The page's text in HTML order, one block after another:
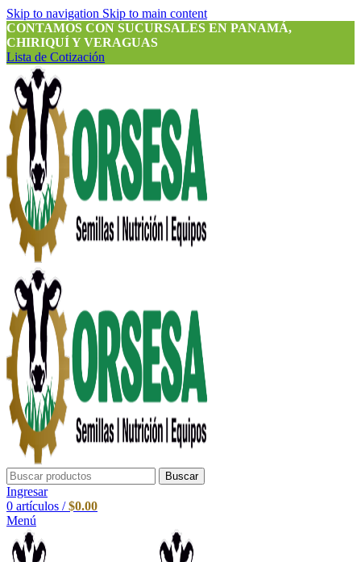
Skip to navigation Skip to main content
CONTAMOS CON SUCURSALES EN PANAMÁ,
CHIRIQUÍ Y VERAGUAS
Lista de Cotización
Buscar
Ingresar
0 artículos / $0.00
Menú